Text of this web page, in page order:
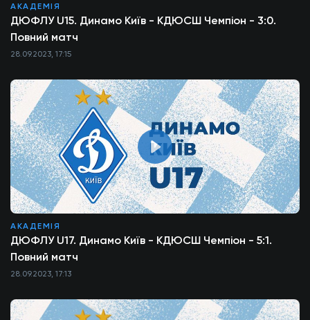
АКАДЕМІЯ
ДЮФЛУ U15. Динамо Київ - КДЮСШ Чемпіон - 3:0.
Повний матч
28.09.2023, 17:15
АКАДЕМІЯ
ДЮФЛУ U17. Динамо Київ - КДЮСШ Чемпіон - 5:1.
Повний матч
28.09.2023, 17:13